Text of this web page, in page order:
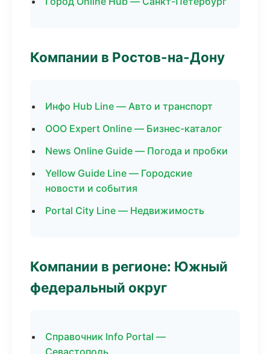
Компании в Ростов-на-Дону
Инфо Hub Line — Авто и транспорт
ООО Expert Online — Бизнес-каталог
News Online Guide — Погода и пробки
Yellow Guide Line — Городские
новости и события
Portal City Line — Недвижимость
Компании в регионе: Южный
федеральный округ
Справочник Info Portal —
Севастополь